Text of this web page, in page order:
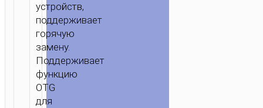
устройств,
поддерживает
горячую
замену.
Поддерживает
функцию
OTG
для